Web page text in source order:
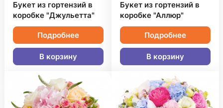
Букет из гортензий в
коробке "Джульетта"
Подробнее
В корзину
Букет из гортензий в
коробке "Аллюр"
Подробнее
В корзину